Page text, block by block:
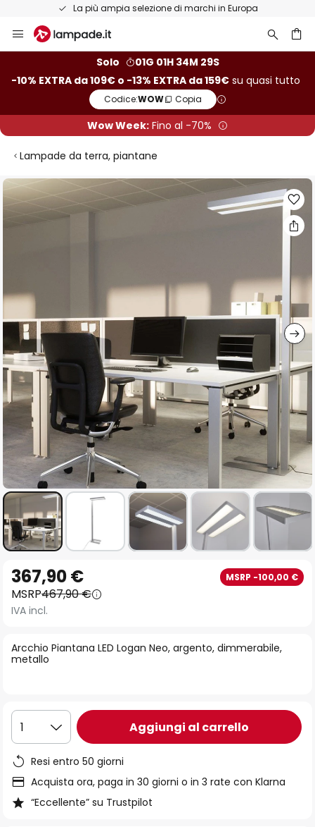
La più ampia selezione di marchi in Europa
Salta
al
Solo
01G 01H 34M 28S
-10% EXTRA da 109€ o -13% EXTRA da 159€ su quasi tutto
Codice:WOW Copia
Wow Week: Fino al -70%
Lampade da terra, piantane
Vai
alla
fine
immagini
all'inizio
della
galleria
immagini
Arcchio Piantana LED Logan Neo, argento, dimmerabile,
metallo
367,90 € MSRP -100,00 €
MSRP467,90 €
IVA incl.
1 Aggiungi al carrello
Resi entro 50 giorni
Acquista ora, paga in 30 giorni o in 3 rate con Klarna
“Eccellente” su Trustpilot